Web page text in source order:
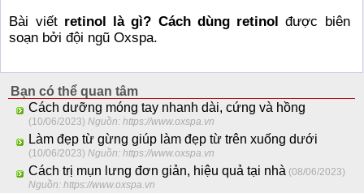
Bài viết retinol là gì? Cách dùng retinol được biên
soạn bởi đội ngũOxspa.
Bạn có thể quan tâm
Cách dưỡng móng tay nhanh dài, cứng và hồng
(10/06/2023)Nguồn: https://www.oxspa.vn
Làm đẹp từ gừng giúp làm đẹp từ trên xuống dưới
(10/06/2023)Nguồn: https://www.oxspa.vn
Cách trị mụn lưng đơn giản, hiệu quả tại nhà (08/06/2023)
Nguồn: https://www.oxspa.vn